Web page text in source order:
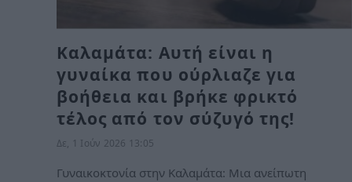
Καλαμάτα: Αυτή είναι η
γυναίκα που ούρλιαζε για
βοήθεια και βρήκε φρικτό
τέλος από τον σύζυγό της!
Δε, 1 Ιούν 2026 13:05
Γυναικοκτονία στην Καλαμάτα: Μια ανείπωτη